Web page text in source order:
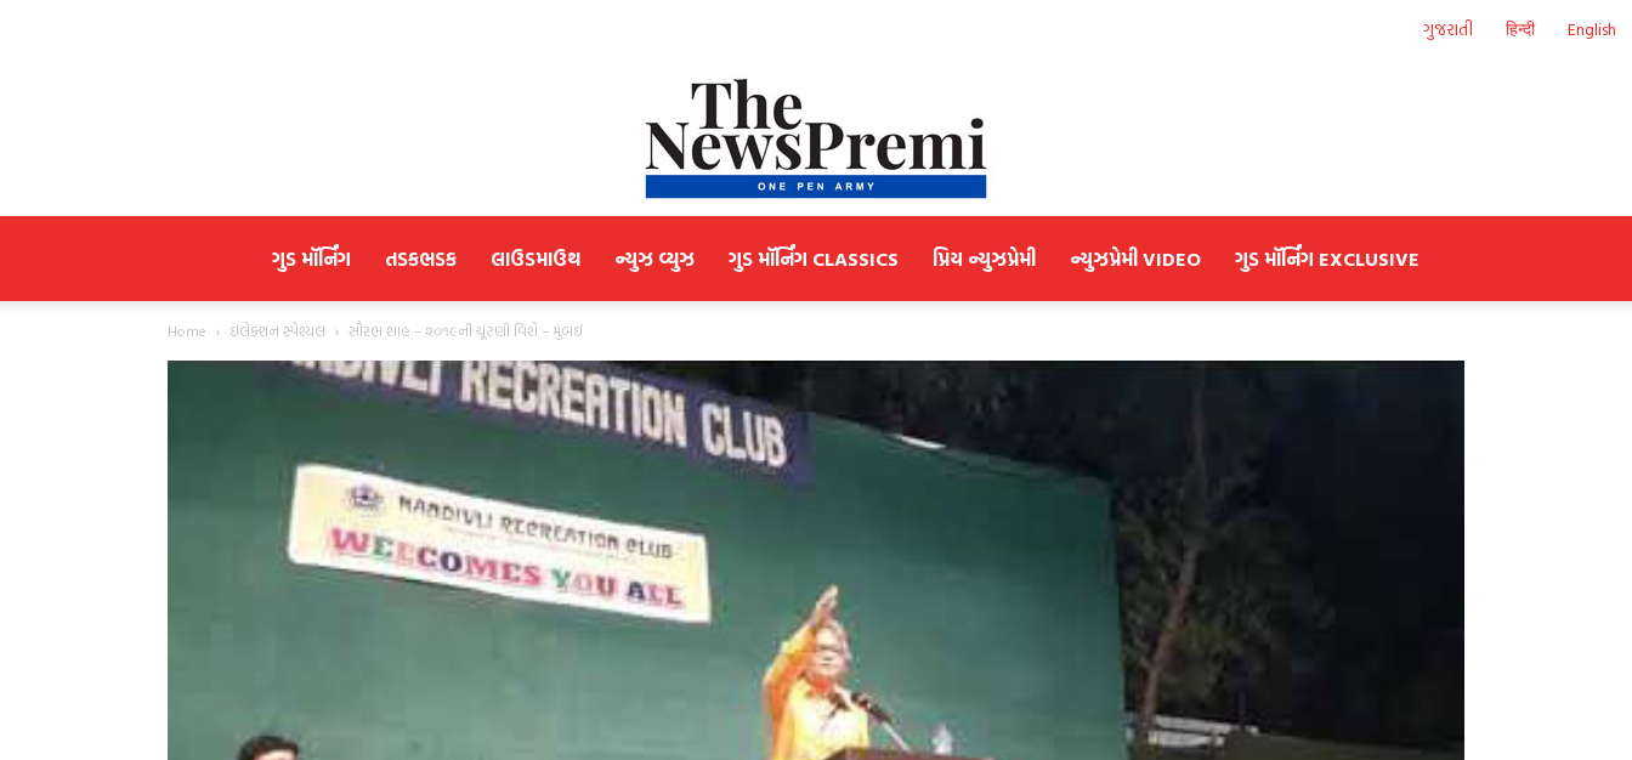
ગુજરાતી हिन्दी English
Gujarati
ગુડ મૉર્નિંગ તડકભડક લાઉડમાઉથ ન્યુઝ વ્યુઝ ગુડ મૉર્નિંગ CLASSICS પ્રિય ન્યુઝપ્રેમી ન્યુઝપ્રેમી VIDEO ગુડ મૉર્નિંગ EXCLUSIVE
Home ઇલેક્શન સ્પેશ્યલ સૌરભ શાહ – ૨૦૧૯ની ચૂંટણી વિશે – મુંબઈ